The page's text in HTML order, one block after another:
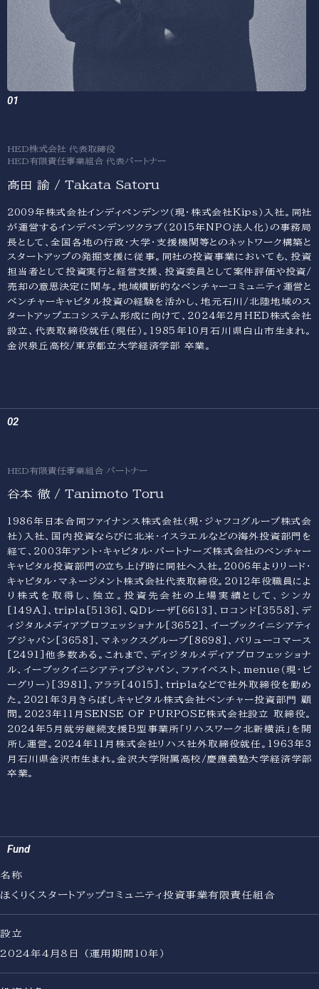
HED株式会社 代表取締役
HED有限責任事業組合 代表パートナー
髙田 諭 / Takata Satoru
2009年株式会社インディペンデンツ（現・株式会社Kips）入社。同社
が運営するインデペンデンツクラブ（2015年NPO法人化）の事務局
長として、全国各地の行政・大学・支援機関等とのネットワーク構築と
スタートアップの発掘支援に従事。同社の投資事業においても、投資
担当者として投資実行と経営支援、投資委員として案件評価や投資/
売却の意思決定に関与。地域横断的なベンチャーコミュニティ運営と
ベンチャーキャピタル投資の経験を活かし、地元石川/北陸地域のス
タートアップエコシステム形成に向けて、2024年2月HED株式会社
設立、代表取締役就任（現任）。1985年10月石川県白山市生まれ。
金沢泉丘高校/東京都立大学経済学部 卒業。
HED有限責任事業組合 パートナー
谷本 徹 / Tanimoto Toru
1986年日本合同ファイナンス株式会社（現・ジャフコグループ株式会
社）入社、国内投資ならびに北米・イスラエルなどの海外投資部門を
経て、2003年アント・キャピタル・パートナーズ株式会社のベンチャー
キャピタル投資部門の立ち上げ時に同社へ入社。2006年よりリード・
キャピタル・マネージメント株式会社代表取締役。2012年役職員によ
り株式を取得し、独立。投資先会社の上場実績として、シンカ
[149A]、tripla[5136]、QDレーザ[6613]、ロコンド[3558]、デ
ィジタルメディアプロフェッショナル[3652]、イーブックイニシアティ
ブジャパン[3658]、マネックスグループ[8698]、バリューコマース
[2491]他多数ある。これまで、ディジタルメディアプロフェッショナ
ル、イーブックイニシアティブジャパン、ファイベスト、menue（現・ビ
ーグリー）[3981]、アララ[4015]、triplaなどで社外取締役を勤め
た。2021年3⽉きらぼしキャピタル株式会社ベンチャー投資部⾨ 顧
問。2023年11月SENSE OF PURPOSE株式会社設立 取締役。
2024年5月就労継続⽀援B型事業所「リハスワーク北新横浜」を開
所し運営。2024年11月株式会社リハス社外取締役就任。1963年3
月石川県金沢市生まれ。金沢大学附属高校/慶應義塾大学経済学部
卒業。
Fund
名称
ほくりくスタートアップコミュニティ投資事業有限責任組合
設立
2024年4月8日 (運用期間10年）